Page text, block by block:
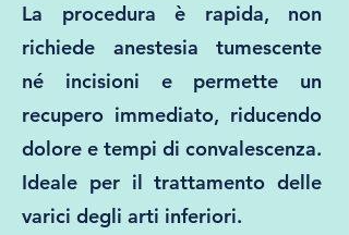
La procedura è rapida, non
richiede anestesia tumescente
né incisioni e permette un
recupero immediato, riducendo
dolore e tempi di convalescenza.
Ideale per il trattamento delle
varici degli arti inferiori.